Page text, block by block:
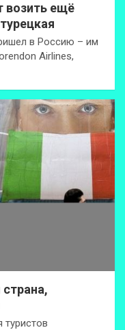
возить ещё
в Россию – им
Airlines,
туристов